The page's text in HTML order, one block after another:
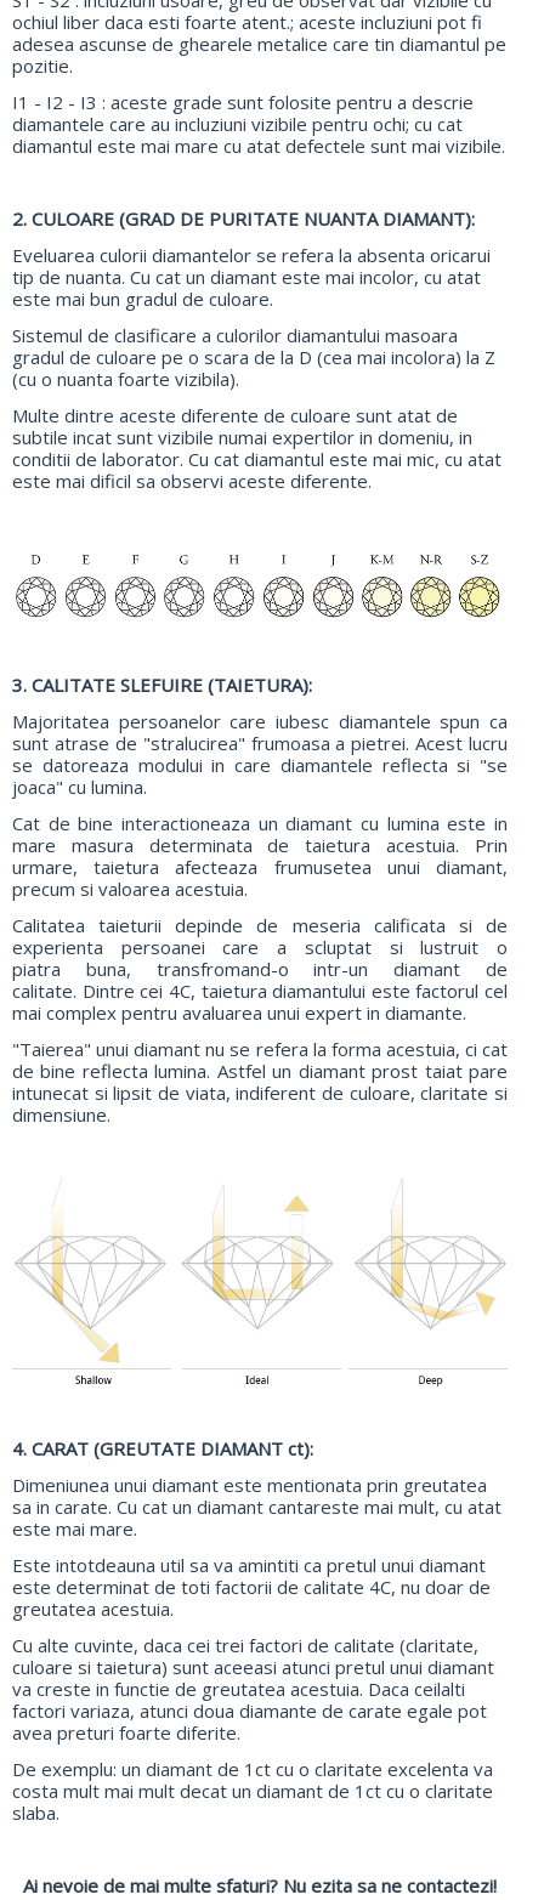
ochiul liber daca esti foarte atent.; aceste incluziuni pot fi
adesea ascunse de ghearele metalice care tin diamantul pe
pozitie.
I1 - I2 - I3 : aceste grade sunt folosite pentru a descrie
diamantele care au incluziuni vizibile pentru ochi; cu cat
diamantul este mai mare cu atat defectele sunt mai vizibile.
2. CULOARE (GRAD DE PURITATE NUANTA DIAMANT):
Eveluarea culorii diamantelor se refera la absenta oricarui
tip de nuanta. Cu cat un diamant este mai incolor, cu atat
este mai bun gradul de culoare.
Sistemul de clasificare a culorilor diamantului masoara
gradul de culoare pe o scara de la D (cea mai incolora) la Z
(cu o nuanta foarte vizibila).
Multe dintre aceste diferente de culoare sunt atat de
subtile incat sunt vizibile numai expertilor in domeniu, in
conditii de laborator. Cu cat diamantul este mai mic, cu atat
este mai dificil sa observi aceste diferente.
3. CALITATE SLEFUIRE (TAIETURA):
Majoritatea persoanelor care iubesc diamantele spun ca
sunt atrase de "stralucirea" frumoasa a pietrei. Acest lucru
se datoreaza modului in care diamantele reflecta si "se
joaca" cu lumina.
Cat de bine interactioneaza un diamant cu lumina este in
mare masura determinata de taietura acestuia. Prin
urmare, taietura afecteaza frumusetea unui diamant,
precum si valoarea acestuia.
Calitatea taieturii depinde de meseria calificata si de
experienta persoanei care a scluptat si lustruit o
piatra buna, transfromand-o intr-un diamant de
calitate. Dintre cei 4C, taietura diamantului este factorul cel
mai complex pentru avaluarea unui expert in diamante.
"Taierea" unui diamant nu se refera la forma acestuia, ci cat
de bine reflecta lumina. Astfel un diamant prost taiat pare
intunecat si lipsit de viata, indiferent de culoare, claritate si
dimensiune.
4. CARAT (GREUTATE DIAMANT ct):
Dimeniunea unui diamant este mentionata prin greutatea
sa in carate. Cu cat un diamant cantareste mai mult, cu atat
este mai mare.
Este intotdeauna util sa va amintiti ca pretul unui diamant
este determinat de toti factorii de calitate 4C, nu doar de
greutatea acestuia.
Cu alte cuvinte, daca cei trei factori de calitate (claritate,
culoare si taietura) sunt aceeasi atunci pretul unui diamant
va creste in functie de greutatea acestuia. Daca ceilalti
factori variaza, atunci doua diamante de carate egale pot
avea preturi foarte diferite.
De exemplu: un diamant de 1ct cu o claritate excelenta va
costa mult mai mult decat un diamant de 1ct cu o claritate
slaba.
Ai nevoie de mai multe sfaturi? Nu ezita sa ne contactezi!